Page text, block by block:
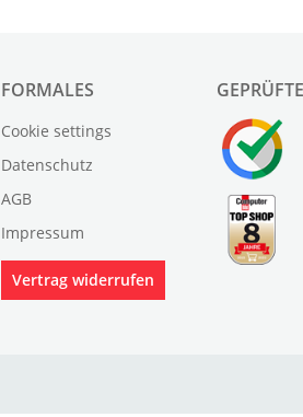
FORMALES
Cookie settings
Datenschutz
AGB
Impressum
Vertrag widerrufen